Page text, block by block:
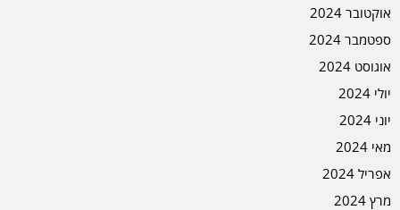
אוקטובר 2024
ספטמבר 2024
אוגוסט 2024
יולי 2024
יוני 2024
מאי 2024
אפריל 2024
מרץ 2024